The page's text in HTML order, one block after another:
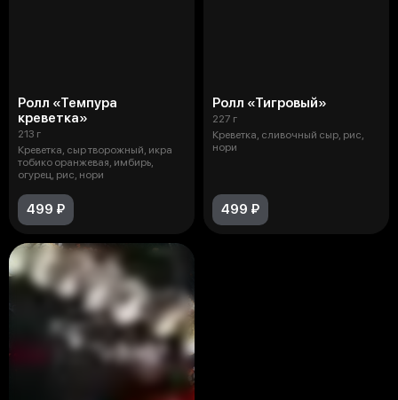
Ролл «Темпура
креветка»
213 г
Креветка, сыр творожный, икра
тобико оранжевая, имбирь,
огурец, рис, нори
499 ₽
Ролл «Тигровый»
227 г
Креветка, сливочный сыр, рис,
нори
499 ₽